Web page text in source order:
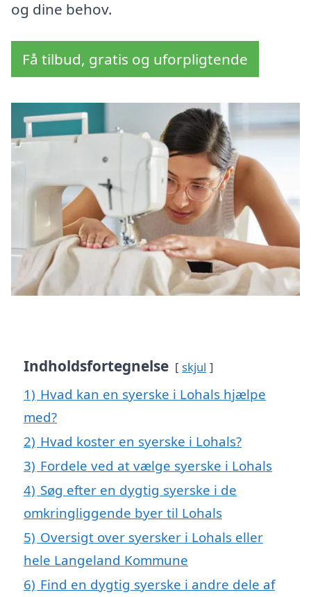
og dine behov.
Få tilbud, gratis og uforpligtende
Indholdsfortegnelse skjul
1) Hvad kan en syerske i Lohals hjælpe
med?
2) Hvad koster en syerske i Lohals?
3) Fordele ved at vælge syerske i Lohals
4) Søg efter en dygtig syerske i de
omkringliggende byer til Lohals
5) Oversigt over syersker i Lohals eller
hele Langeland Kommune
6) Find en dygtig syerske i andre dele af